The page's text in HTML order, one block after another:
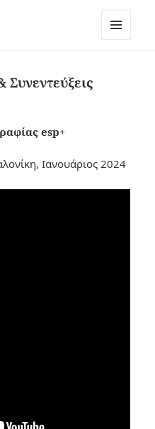
esp+
Ιανουάριος 2024